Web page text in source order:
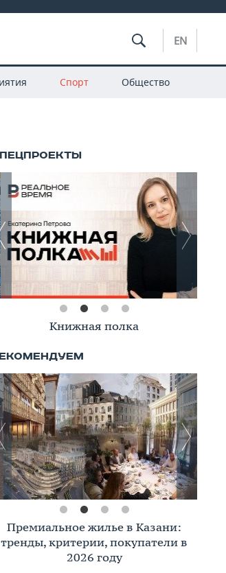
EN
Спорт Общество
Книжная полка
Премиальное жилье в Казани:
тренды, критерии, покупатели в
2026 году